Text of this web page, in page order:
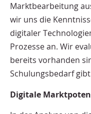
Marktbearbeitung
wir uns die
digitaler
Prozesse an. Wir
bereits vorhanden
Schulungsbedarf
Digitale